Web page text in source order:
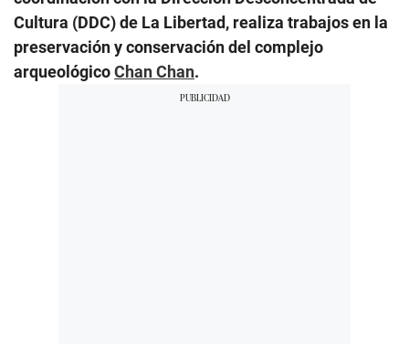
Cultura (DDC) de La Libertad, realiza trabajos en la
preservación y conservación del complejo
arqueológicoChan Chan.